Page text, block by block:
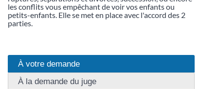
les conflits vous empêchant de voir vos enfants ou
petits-enfants. Elle se met en place avec l'accord des 2
parties.
À votre demande
À la demande du juge